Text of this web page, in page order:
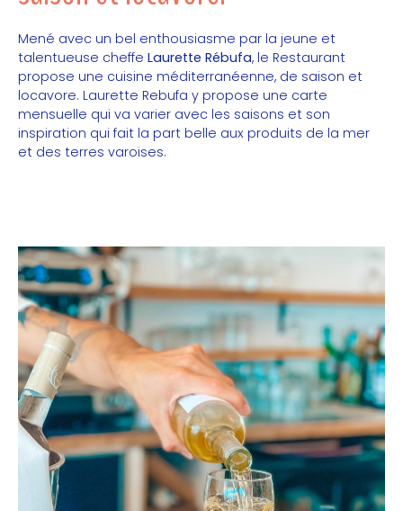
Mené avec un bel enthousiasme par la jeune et
talentueuse cheffe Laurette Rébufa, le Restaurant
propose une cuisine méditerranéenne, de saison et
locavore. Laurette Rebufa y propose une carte
mensuelle qui va varier avec les saisons et son
inspiration qui fait la part belle aux produits de la mer
et des terres varoises.